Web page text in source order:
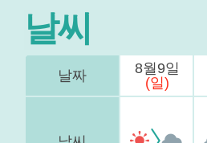
날씨
날짜
8월9일
(일)